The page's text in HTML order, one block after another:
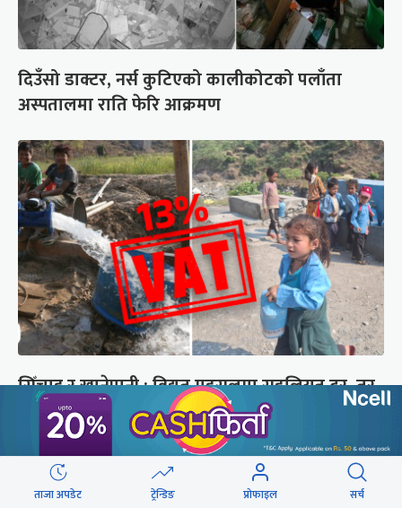
दिउँसो डाक्टर, नर्स कुटिएको कालीकोटको पलाँता
अस्पतालमा राति फेरि आक्रमण
सिँचाइ र खानेपानी : विद्युत् महसुलमा सहुलियत दर, तर
१३ प्रतिशत भ्याटको भार
छुटाउनुभयो कि ?
ताजा अपडेट ट्रेन्डिङ प्रोफाइल सर्च